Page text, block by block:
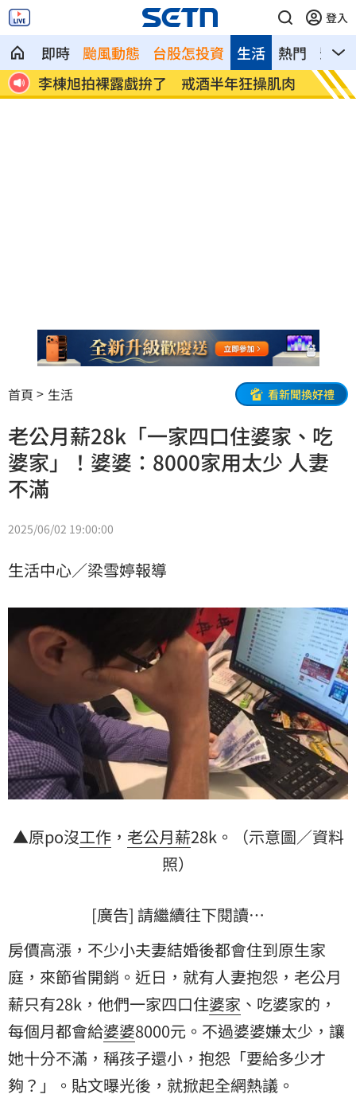
登入
即時 颱風動態 台股怎投資 熱門 影音
生活
影
李棟旭拍裸露戲拚了 戒酒半年狂操肌肉 「白
首頁 生活 看新聞換好禮
老公月薪28k「一家四口住婆家、吃
婆家」！婆婆：8000家用太少 人妻
不滿
2025/06/02 19:00:00
生活中心／梁雪婷報導
▲原po沒工作， 老公月薪28k。（示意圖／資料
照）
[廣告] 請繼續往下閱讀…
房價高漲，不少小夫妻結婚後都會住到原生家
庭，來節省開銷。近日，就有人妻抱怨，老公月
薪只有28k，他們一家四口住婆家 、吃婆家的，
每個月都會給婆婆8000元。不過婆婆嫌太少，讓
她十分不滿，稱孩子還小，抱怨「要給多少才
夠？」。貼文曝光後，就掀起全網熱議。